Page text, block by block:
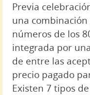
Previa
una
números de los
integrada por
de entre las
precio pagado
Existen 7 tipos